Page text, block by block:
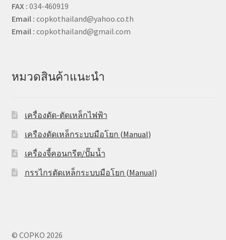
FAX : 034-460919
Email : copkothailand@yahoo.co.th
Email : copkothailand@gmail.com
หมวดสินค้าแนะนำ
เครื่องดัด-ตัดเหล็กไฟฟ้า
เครืองดัดเหล็กระบบมือโยก (Manual)
เครื่องจี้คอนกรีต/ปั๊มน้ำ
กรรไกรตัดเหล็กระบบมือโยก (Manual)
© COPKO 2026